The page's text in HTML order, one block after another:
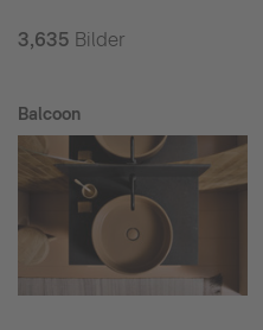
3,635 Bilder
Balcoon